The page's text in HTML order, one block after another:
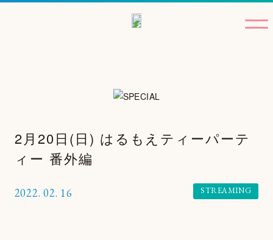
2月20日(日) はるもえティーパーテ
ィー 番外編
2022. 02. 16 STREAMING